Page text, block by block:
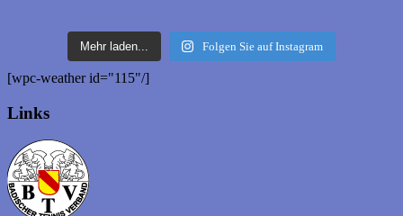
Mehr laden... Folgen Sie auf Instagram
[wpc-weather id="115"/]
Links